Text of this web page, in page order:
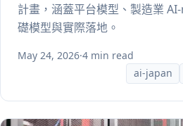
計畫，涵蓋平台模型、製造業
礎模型與實際落地。
May 24, 2026·4 min read
ai-japan